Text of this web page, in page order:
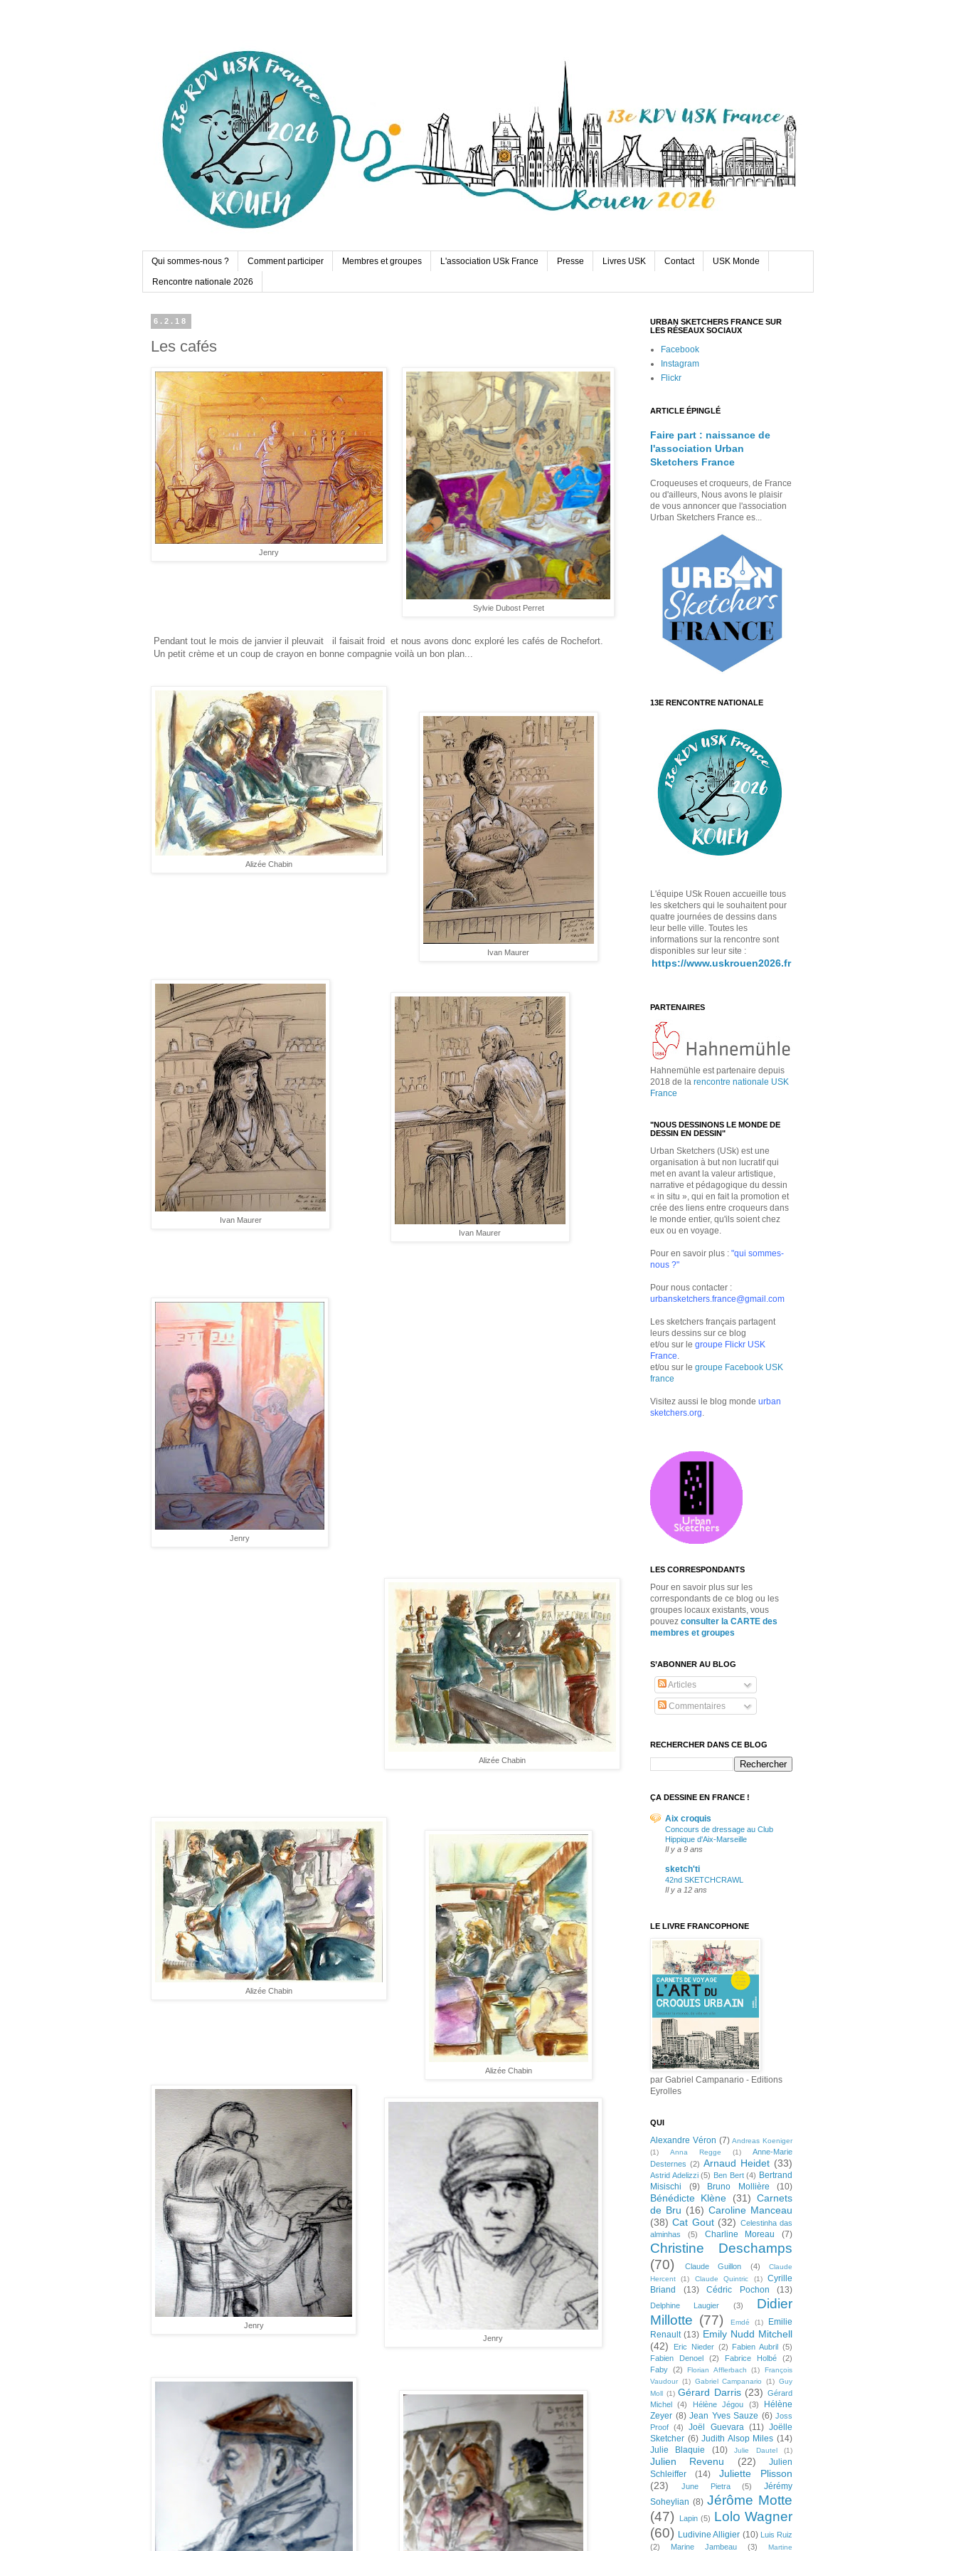
Qui sommes-nous ? Comment participer Membres et groupes L'association USk France Presse Livres USK Contact USK Monde
Rencontre nationale 2026
6.2.18
Les cafés
Jenry
Sylvie Dubost Perret
Pendant tout le mois de janvier il pleuvait il faisait froid et nous avons donc exploré les cafés de Rochefort.
Un petit crème et un coup de crayon en bonne compagnie voilà un bon plan...
Alizée Chabin
Ivan Maurer
Ivan Maurer
Ivan Maurer
Jenry
Alizée Chabin
Alizée Chabin
Alizée Chabin
Jenry
Jenry
URBAN SKETCHERS FRANCE SUR
LES RÉSEAUX SOCIAUX
Facebook
Instagram
Flickr
ARTICLE ÉPINGLÉ
Faire part : naissance de
l'association Urban
Sketchers France
Croqueuses et croqueurs, de France
ou d'ailleurs, Nous avons le plaisir
de vous annoncer que l'association
Urban Sketchers France es...
13E RENCONTRE NATIONALE
L'équipe USk Rouen accueille tous
les sketchers qui le souhaitent pour
quatre journées de dessins dans
leur belle ville. Toutes les
informations sur la rencontre sont
disponibles sur leur site :
https://www.uskrouen2026.fr
PARTENAIRES
Hahnemühle est partenaire depuis
2018 de la rencontre nationale USK
France
"NOUS DESSINONS LE MONDE DE
DESSIN EN DESSIN"
Urban Sketchers (USk) est une
organisation à but non lucratif qui
met en avant la valeur artistique,
narrative et pédagogique du dessin
« in situ », qui en fait la promotion et
crée des liens entre croqueurs dans
le monde entier, qu'ils soient chez
eux ou en voyage.
Pour en savoir plus : "qui sommes-
nous ?"
Pour nous contacter :
urbansketchers.france@gmail.com
Les sketchers français partagent
leurs dessins sur ce blog
et/ou sur le groupe Flickr USK
France
et/ou sur le groupe Facebook USK
france
Visitez aussi le blog monde urban
sketchers.org
LES CORRESPONDANTS
Pour en savoir plus sur les
correspondants de ce blog ou les
groupes locaux existants, vous
pouvez consulter la CARTE des
membres et groupes
S’ABONNER AU BLOG
Articles
Commentaires
RECHERCHER DANS CE BLOG
ÇA DESSINE EN FRANCE !
Aix croquis
Concours de dressage au Club
Hippique d'Aix-Marseille
Il y a 9 ans
sketch'ti
42nd SKETCHCRAWL
Il y a 12 ans
LE LIVRE FRANCOPHONE
par Gabriel Campanario - Editions
Eyrolles
QUI
Alexandre Véron (7) Andreas Koeniger
(1)
Anna Regge (1)
Anne-Marie
Desternes (2) Arnaud Heidet (33)
Astrid Adelizzi (5) Ben Bert (4) Bertrand
Misischi
(9) Bruno Mollière (10)
Bénédicte Klène (31) Carnets
de Bru (16) Caroline Manceau
(38) Cat Gout (32) Celestinha das
alminhas
(5) Charline Moreau (7)
Christine Deschamps
(70)
Claude Guillon (4)
Claude
Hercent
(1) Claude Quintric (1)
Cyrille
Briand
(13) Cédric Pochon (13)
Delphine Laugier (3)
Didier
Millotte (77) Emdé (1)
Emilie
Renault (13) Emily Nudd Mitchell
(42)
Eric Nieder (2) Fabien Aubril (5)
Fabien Denoel
(2) Fabrice Holbé
(2)
Faby (2) Florian Afflerbach (1)
François
Vaudour (1) Gabriel Campanario (1) Guy
Moll (1) Gérard Darris (23) Gérard
Michel
(4) Hélène Jégou (3)
Hélène
Zeyer (8) Jean Yves Sauze (6) Joss
Proof
(4) Joël Guevara (11) Joëlle
Sketcher (6) Judith Alsop Miles (14)
Julie Blaquie
(10) Julie Dautel (1)
Julien Revenu (22)
Julien
Schleiffer
(14)
Juliette Plisson
(23)
June Pietra (5)
Jérémy
Soheylian (8) Jérôme Motte
(47)
Lapin (5) Lolo Wagner
(60) Ludivine Alligier (10) Luis Ruiz
(2)
Marine Jambeau (3) Martine